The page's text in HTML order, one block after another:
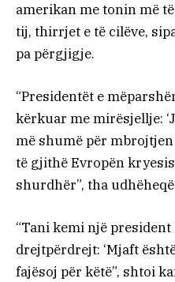
amerikan me tonin më
tij, thirrjet e të cilëve,
pa përgjigje.
“Presidentët e
kërkuar me mirësjellje:
më shumë për mbrojtjen
të gjithë Evropën
shurdhër”, tha
“Tani kemi një
drejtpërdrejt: ‘Mjaft
fajësoj për këtë”, shtoi